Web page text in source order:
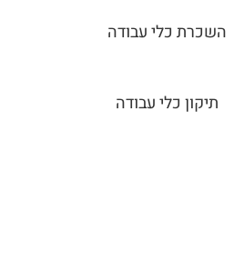
השכרת כלי עבודה
תיקון כלי עבודה